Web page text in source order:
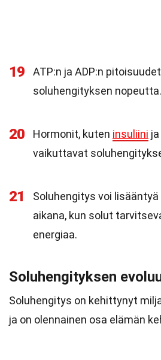
19
ATP:n ja ADP:n
soluhengityksen nopeutta.
20 Hormonit, kuten insuliini
vaikuttavat
21
Soluhengitys voi
aikana, kun solut
energiaa.
Soluhengityksen
Soluhengitys on kehittynyt
ja on olennainen osa elämän